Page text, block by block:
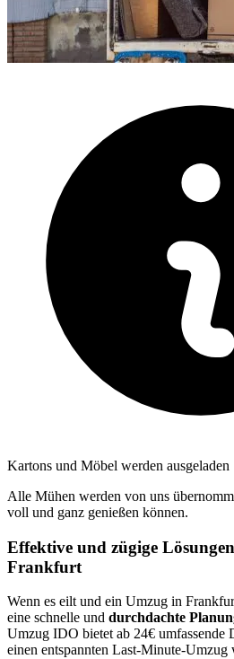
Kartons und Möbel werden ausgeladen
Alle Mühen werden von uns
voll und ganz genießen können.
Effektive und zügige
Frankfurt
Wenn es eilt und ein Umzug in
eine schnelle und durchdachte
Umzug IDO bietet ab 24€ umfassende
einen entspannten Last-Minute-Umzug